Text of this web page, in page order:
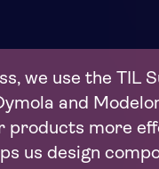
we use the TIL
and
products more
us design